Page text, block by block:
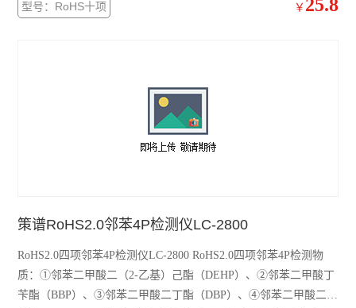
二丁基酯（DBP）、邻苯二甲酸二异丁酯（DIBP））。
型号：RoHS十项 ￥ 25.8
策谱RoHS2.0邻苯4P检测仪LC-2800
RoHS2.0四项邻苯4P检测仪LC-2800 RoHS2.0四项邻苯4P检测物
质：①邻苯二甲酸二（2-乙基）己酯（DEHP）、②邻苯二甲酸丁
苄酯（BBP）、③邻苯二甲酸二丁酯（DBP）、④邻苯二甲酸二一